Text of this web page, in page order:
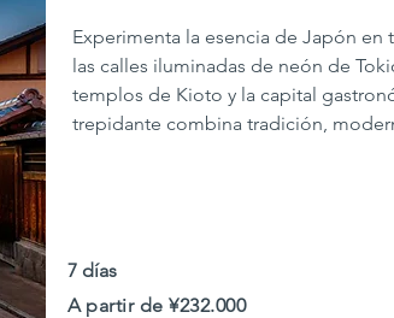
Experimenta la esencia de Japón en
las calles iluminadas de neón de
templos de Kioto y la capital
trepidante combina tradición,
7 días
A partir de ¥232.000